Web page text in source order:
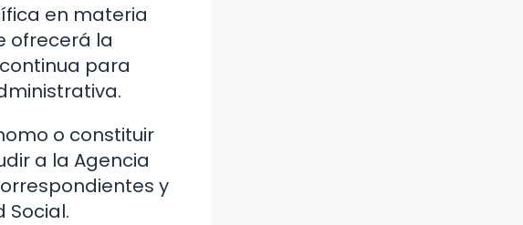
en materia
ofrecerá la
para
o constituir
a la Agencia
y
Social.